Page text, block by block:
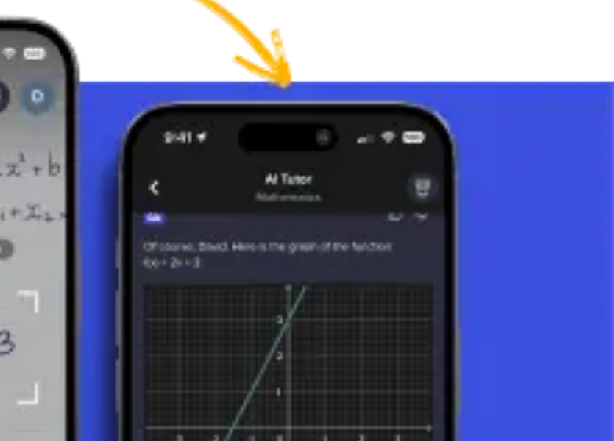
gesuchten Endwert zu summieren. Integrale können in zwei Hauptkategorien unterteilt werden: unbestimmte Integrale
wir den Gesamtwert oder die „Summe“ von etwas berechnen, das sich ändert. Das Integral ermöglicht es uns
zurückgelegte Strecke zu berechnen, wenn sich die Geschwindigkeit ständig ändert.
UND BESTIMMTE INTEGRALE